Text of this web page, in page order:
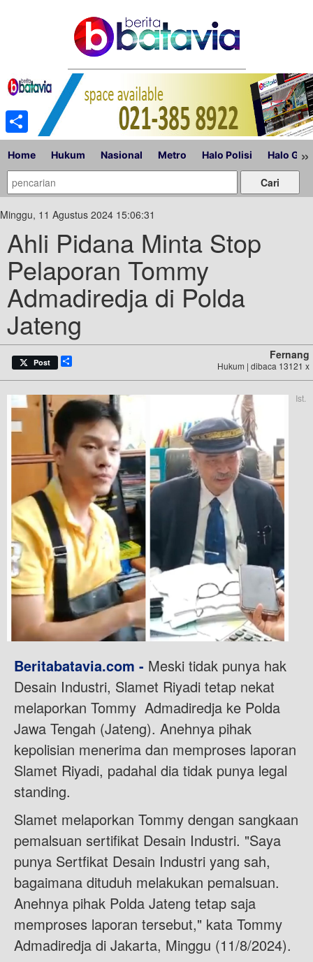
Home Hukum Nasional Metro Halo Polisi Halo »
Minggu, 11 Agustus 2024 15:06:31
Ahli Pidana Minta Stop
Pelaporan Tommy
Admadiredja di Polda
Jateng
Post
Fernang
Hukum | dibaca 13121 x
Ist.
Beritabatavia.com - Meski tidak punya hak
Desain Industri, Slamet Riyadi tetap nekat
melaporkan Tommy Admadiredja ke Polda
Jawa Tengah (Jateng). Anehnya pihak
kepolisian menerima dan memproses laporan
Slamet Riyadi, padahal dia tidak punya legal
standing.
Slamet melaporkan Tommy dengan sangkaan
pemalsuan sertifikat Desain Industri. "Saya
punya Sertfikat Desain Industri yang sah,
bagaimana dituduh melakukan pemalsuan.
Anehnya pihak Polda Jateng tetap saja
memproses laporan tersebut," kata Tommy
Admadiredja di Jakarta, Minggu (11/8/2024).
Share